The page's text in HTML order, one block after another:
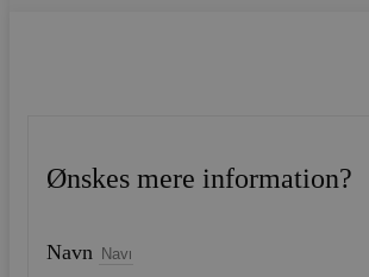
Ønskes mere information?
Navn